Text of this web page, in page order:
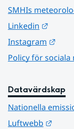
SMHIs
Linkedin
Instagram
Policy för sociala
Datavärdskap
Nationella
Luftwebb